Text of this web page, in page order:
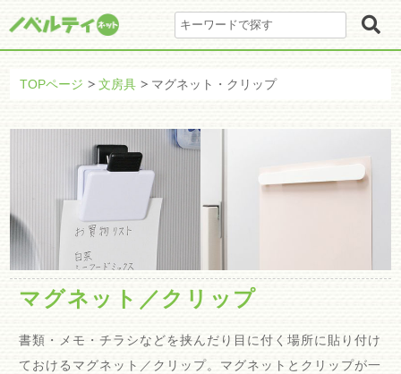
TOPページ 文房具 マグネット・クリップ
マグネット／クリップ
書類・メモ・チラシなどを挟んだり目に付く場所に貼り付け
ておけるマグネット／クリップ。マグネットとクリップが一